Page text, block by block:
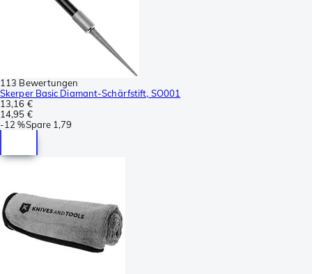
113 Bewertungen
Skerper Basic Diamant-Schärfstift, SO001
13,16 €
14,95 €
-12 %Spare 1,79